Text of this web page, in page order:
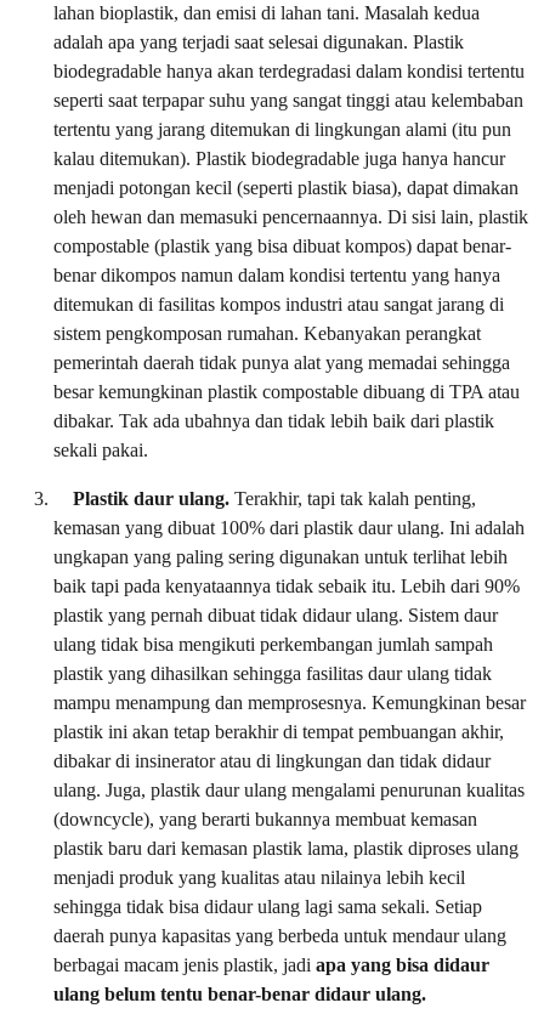
lahan bioplastik, dan emisi di lahan tani. Masalah kedua
adalah apa yang terjadi saat selesai digunakan. Plastik
biodegradable hanya akan terdegradasi dalam kondisi tertentu
seperti saat terpapar suhu yang sangat tinggi atau kelembaban
tertentu yang jarang ditemukan di lingkungan alami (itu pun
kalau ditemukan). Plastik biodegradable juga hanya hancur
menjadi potongan kecil (seperti plastik biasa), dapat dimakan
oleh hewan dan memasuki pencernaannya. Di sisi lain, plastik
compostable (plastik yang bisa dibuat kompos) dapat benar-
benar dikompos namun dalam kondisi tertentu yang hanya
ditemukan di fasilitas kompos industri atau sangat jarang di
sistem pengkomposan rumahan. Kebanyakan perangkat
pemerintah daerah tidak punya alat yang memadai sehingga
besar kemungkinan plastik compostable dibuang di TPA atau
dibakar. Tak ada ubahnya dan tidak lebih baik dari plastik
sekali pakai.
Plastik daur ulang. Terakhir, tapi tak kalah penting,
kemasan yang dibuat 100% dari plastik daur ulang. Ini adalah
ungkapan yang paling sering digunakan untuk terlihat lebih
baik tapi pada kenyataannya tidak sebaik itu. Lebih dari 90%
plastik yang pernah dibuat tidak didaur ulang. Sistem daur
ulang tidak bisa mengikuti perkembangan jumlah sampah
plastik yang dihasilkan sehingga fasilitas daur ulang tidak
mampu menampung dan memprosesnya. Kemungkinan besar
plastik ini akan tetap berakhir di tempat pembuangan akhir,
dibakar di insinerator atau di lingkungan dan tidak didaur
ulang. Juga, plastik daur ulang mengalami penurunan kualitas
(downcycle), yang berarti bukannya membuat kemasan
plastik baru dari kemasan plastik lama, plastik diproses ulang
menjadi produk yang kualitas atau nilainya lebih kecil
sehingga tidak bisa didaur ulang lagi sama sekali. Setiap
daerah punya kapasitas yang berbeda untuk mendaur ulang
berbagai macam jenis plastik, jadi apa yang bisa didaur
ulang belum tentu benar-benar didaur ulang.